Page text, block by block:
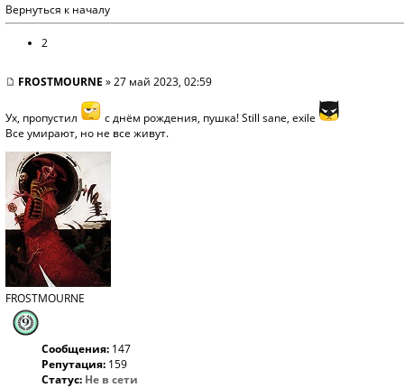
Вернуться к началу
2
FROSTMOURNE » 27 май 2023, 02:59
Ух, пропустил
с днём рождения, пушка! Still sane, exile
Все умирают, но не все живут.
FROSTMOURNE
Сообщения: 147
Репутация: 159
Статус: Не в сети